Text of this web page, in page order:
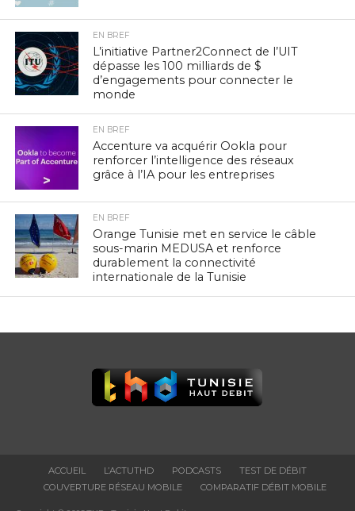
EN BREF
L’initiative Partner2Connect de l’UIT
dépasse les 100 milliards de $
d’engagements pour connecter le
monde
EN BREF
Accenture va acquérir Ookla pour
renforcer l’intelligence des réseaux
grâce à l’IA pour les entreprises
EN BREF
Orange Tunisie met en service le câble
sous-marin MEDUSA et renforce
durablement la connectivité
internationale de la Tunisie
ACCUEIL L’ACTUTHD PODCASTS
TEST DE DÉBIT
COUVERTURE RÉSEAU MOBILE
COMPARATIF DÉBIT MOBILE